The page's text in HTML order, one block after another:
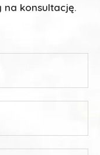
na konsultację.